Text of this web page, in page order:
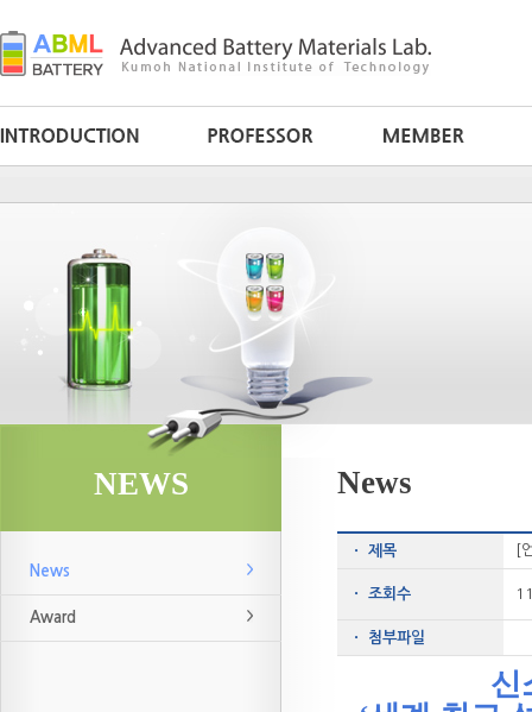
NEWS
News
Award
News
ㆍ 제목 [
ㆍ 조회수
ㆍ 첨부파일
신